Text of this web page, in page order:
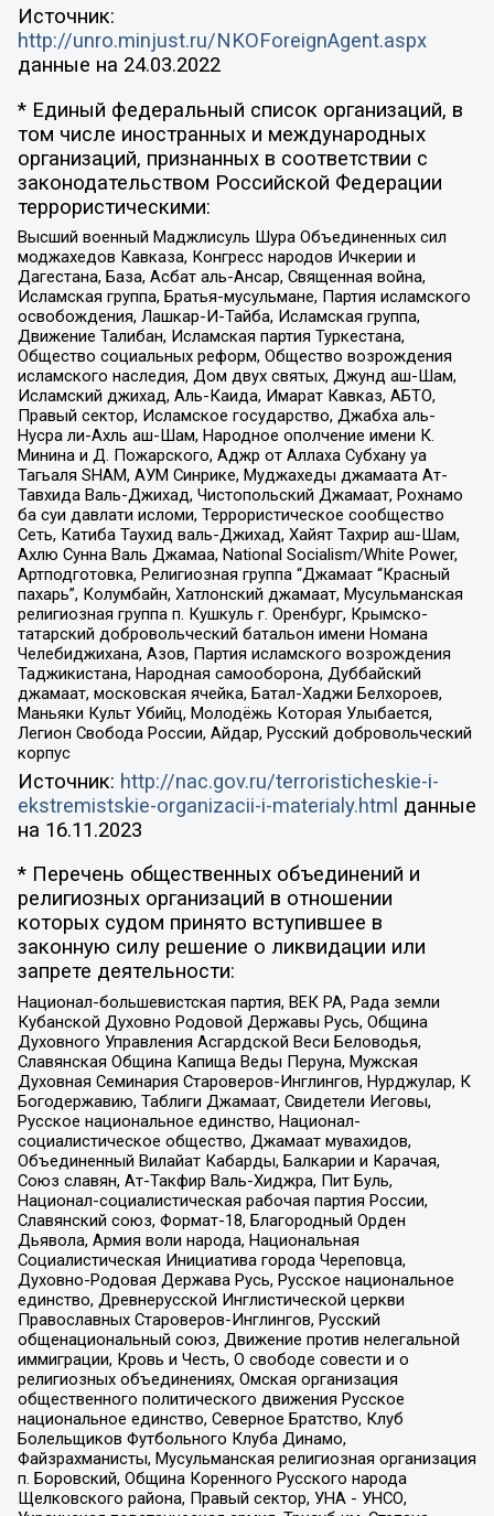
Источник:
http://unro.minjust.ru/NKOForeignAgent.aspx
данные на 24.03.2022
* Единый федеральный список организаций, в
том числе иностранных и международных
организаций, признанных в соответствии с
законодательством Российской Федерации
террористическими:
Высший военный Маджлисуль Шура Объединенных сил
моджахедов Кавказа, Конгресс народов Ичкерии и
Дагестана, База, Асбат аль-Ансар, Священная война,
Исламская группа, Братья-мусульмане, Партия исламского
освобождения, Лашкар-И-Тайба, Исламская группа,
Движение Талибан, Исламская партия Туркестана,
Общество социальных реформ, Общество возрождения
исламского наследия, Дом двух святых, Джунд аш-Шам,
Исламский джихад, Аль-Каида, Имарат Кавказ, АБТО,
Правый сектор, Исламское государство, Джабха аль-
Нусра ли-Ахль аш-Шам, Народное ополчение имени К.
Минина и Д. Пожарского, Аджр от Аллаха Субхану уа
Тагьаля SHAM, АУМ Синрике, Муджахеды джамаата Ат-
Тавхида Валь-Джихад, Чистопольский Джамаат, Рохнамо
ба суи давлати исломи, Террористическое сообщество
Сеть, Катиба Таухид валь-Джихад, Хайят Тахрир аш-Шам,
Ахлю Сунна Валь Джамаа, National Socialism/White Power,
Артподготовка, Религиозная группа “Джамаат “Красный
пахарь”, Колумбайн, Хатлонский джамаат, Мусульманская
религиозная группа п. Кушкуль г. Оренбург, Крымско-
татарский добровольческий батальон имени Номана
Челебиджихана, Азов, Партия исламского возрождения
Таджикистана, Народная самооборона, Дуббайский
джамаат, московская ячейка, Батал-Хаджи Белхороев,
Маньяки Культ Убийц, Молодёжь Которая Улыбается,
Легион Свобода России, Айдар, Русский добровольческий
корпус
Источник: http://nac.gov.ru/terroristicheskie-i-
ekstremistskie-organizacii-i-materialy.html данные
на 16.11.2023
* Перечень общественных объединений и
религиозных организаций в отношении
которых судом принято вступившее в
законную силу решение о ликвидации или
запрете деятельности:
Национал-большевистская партия, ВЕК РА, Рада земли
Кубанской Духовно Родовой Державы Русь, Община
Духовного Управления Асгардской Веси Беловодья,
Славянская Община Капища Веды Перуна, Мужская
Духовная Семинария Староверов-Инглингов, Нурджулар, К
Богодержавию, Таблиги Джамаат, Свидетели Иеговы,
Русское национальное единство, Национал-
социалистическое общество, Джамаат мувахидов,
Объединенный Вилайат Кабарды, Балкарии и Карачая,
Союз славян, Ат-Такфир Валь-Хиджра, Пит Буль,
Национал-социалистическая рабочая партия России,
Славянский союз, Формат-18, Благородный Орден
Дьявола, Армия воли народа, Национальная
Социалистическая Инициатива города Череповца,
Духовно-Родовая Держава Русь, Русское национальное
единство, Древнерусской Инглистической церкви
Православных Староверов-Инглингов, Русский
общенациональный союз, Движение против нелегальной
иммиграции, Кровь и Честь, О свободе совести и о
религиозных объединениях, Омская организация
общественного политического движения Русское
национальное единство, Северное Братство, Клуб
Болельщиков Футбольного Клуба Динамо,
Файзрахманисты, Мусульманская религиозная организация
п. Боровский, Община Коренного Русского народа
Щелковского района, Правый сектор, УНА - УНСО,